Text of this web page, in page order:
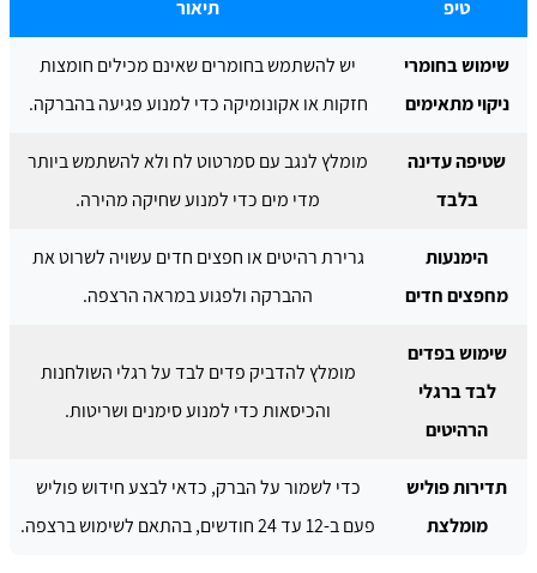
טיפ תיאור
שימוש בחומרי
ניקוי מתאימים
יש להשתמש בחומרים שאינם מכילים חומצות
חזקות או אקונומיקה כדי למנוע פגיעה בהברקה.
שטיפה עדינה
בלבד
מומלץ לנגב עם סמרטוט לח ולא להשתמש ביותר
מדי מים כדי למנוע שחיקה מהירה.
הימנעות
מחפצים חדים
גרירת רהיטים או חפצים חדים עשויה לשרוט את
ההברקה ולפגוע במראה הרצפה.
שימוש בפדים
לבד ברגלי
הרהיטים
מומלץ להדביק פדים לבד על רגלי השולחנות
והכיסאות כדי למנוע סימנים ושריטות.
תדירות פוליש
מומלצת
כדי לשמור על הברק, כדאי לבצע חידוש פוליש
פעם ב-12 עד 24 חודשים, בהתאם לשימוש ברצפה.